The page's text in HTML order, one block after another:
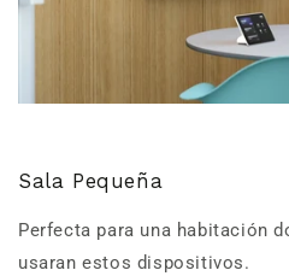
Sala Pequeña
Perfecta para una habitación
usaran estos dispositivos.